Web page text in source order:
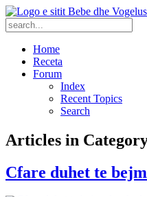
Home
Receta
Forum
Index
Recent Topics
Search
Articles in
Cfare duhet te